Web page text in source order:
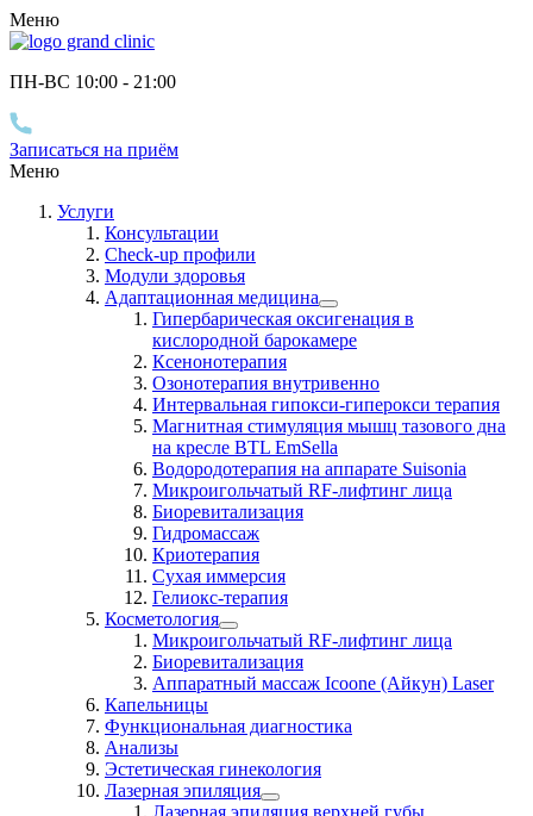
Меню
ПН-ВС 10:00 - 21 :00
Записаться на приём
Меню
Услуги
Консультации
Check-up профили
Модули здоровья
Адаптационная медицина
Гипербарическая оксигенация в
кислородной барокамере
Ксенонотерапия
Озонотерапия внутривенно
Интервальная гипокси-гиперокси терапия
Магнитная стимуляция мышц тазового дна
на кресле BTL EmSella
Водородотерапия на аппарате Suisonia
Микроигольчатый RF-лифтинг лица
Биоревитализация
Гидромассаж
Криотерапия
Сухая иммерсия
Гелиокс-терапия
Косметология
Микроигольчатый RF-лифтинг лица
Биоревитализация
Аппаратный массаж Icoone (Айкун) Laser
Капельницы
Функциональная диагностика
Анализы
Эстетическая гинекология
Лазерная эпиляция
Лазерная эпиляция верхней губы